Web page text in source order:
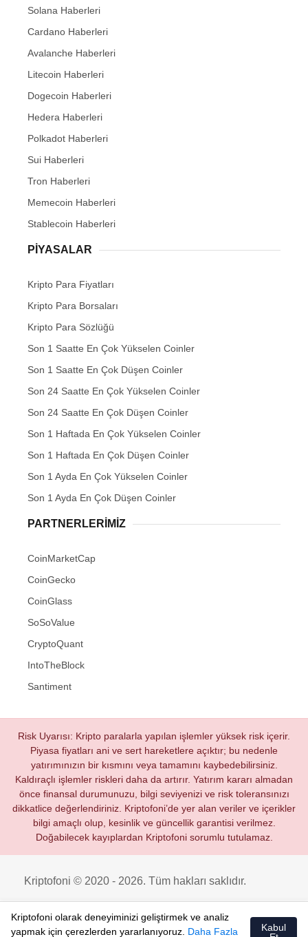
Solana Haberleri
Cardano Haberleri
Avalanche Haberleri
Litecoin Haberleri
Dogecoin Haberleri
Hedera Haberleri
Polkadot Haberleri
Sui Haberleri
Tron Haberleri
Memecoin Haberleri
Stablecoin Haberleri
PIYASALAR
Kripto Para Fiyatları
Kripto Para Borsaları
Kripto Para Sözlüğü
Son 1 Saatte En Çok Yükselen Coinler
Son 1 Saatte En Çok Düşen Coinler
Son 24 Saatte En Çok Yükselen Coinler
Son 24 Saatte En Çok Düşen Coinler
Son 1 Haftada En Çok Yükselen Coinler
Son 1 Haftada En Çok Düşen Coinler
Son 1 Ayda En Çok Yükselen Coinler
Son 1 Ayda En Çok Düşen Coinler
PARTNERLERIMIZ
CoinMarketCap
CoinGecko
CoinGlass
SoSoValue
CryptoQuant
IntoTheBlock
Santiment
Risk Uyarısı: Kripto paralarla yapılan işlemler yüksek risk içerir.
Piyasa fiyatları ani ve sert hareketlere açıktır; bu nedenle
yatırımınızın bir kısmını veya tamamını kaybedebilirsiniz.
Kaldıraçlı işlemler riskleri daha da artırır. Yatırım kararı almadan
önce finansal durumunuzu, bilgi seviyenizi ve risk toleransınızı
dikkatlice değerlendiriniz. Kriptofoni’de yer alan veriler ve içerikler
bilgi amaçlı olup, kesinlik ve güncellik garantisi verilmez.
Doğabilecek kayıplardan Kriptofoni sorumlu tutulamaz.
Kriptofoni © 2020 - 2026. Tüm hakları saklıdır.
Kriptofoni olarak deneyiminizi geliştirmek ve analiz
yapmak için çerezlerden yararlanıyoruz. Daha Fazla
Kabul